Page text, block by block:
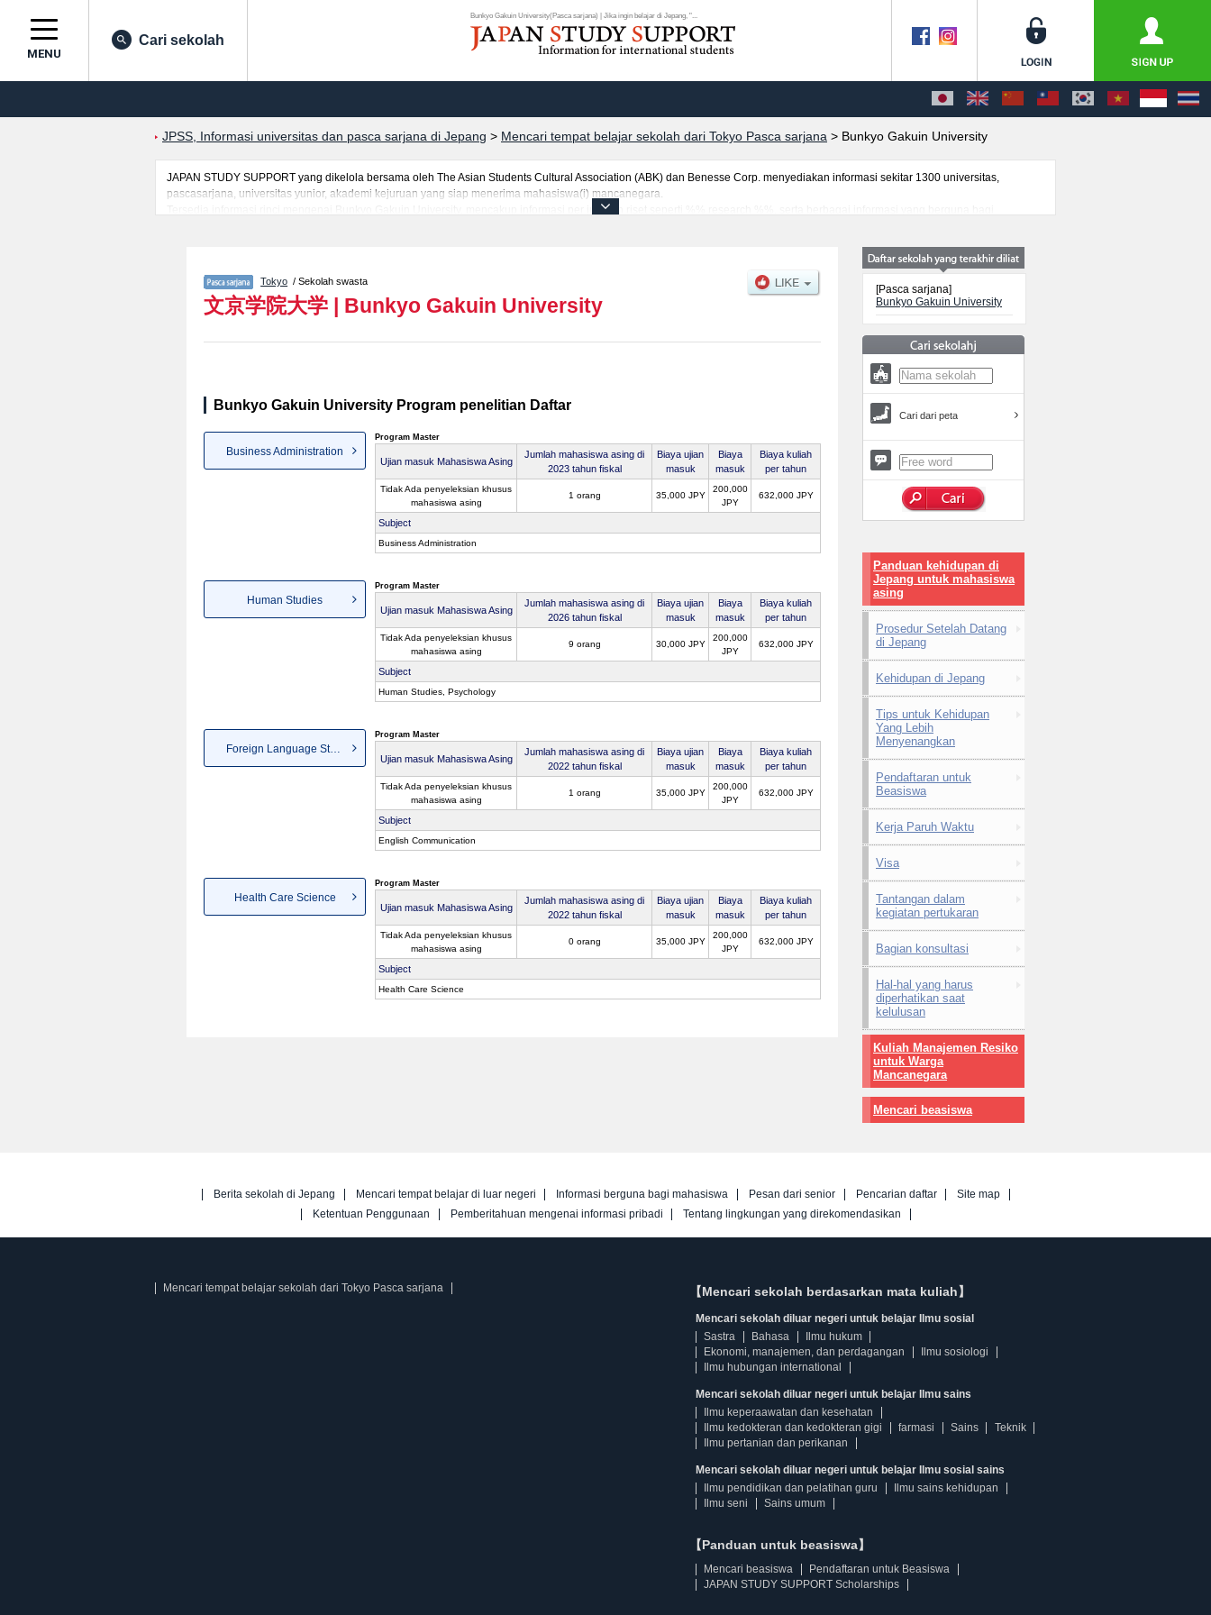
Bunkyo Gakuin University(Pasca sarjana) | Jika ingin belajar di Jepang, "...
MENU
Cari sekolah
JPSS, Informasi universitas dan pasca sarjana di Jepang > Mencari tempat belajar sekolah dari Tokyo Pasca sarjana > Bunkyo Gakuin University
JAPAN STUDY SUPPORT yang dikelola bersama oleh The Asian Students Cultural Association (ABK) dan Benesse Corp. menyediakan informasi sekitar 1300 universitas,
pascasarjana, universitas yunior, akademi kejuruan yang siap menerima mahasiswa(i) mancanegara.
Tersedia informasi rinci mengenai Bunkyo Gakuin University, mencakup informasi per jurusan riset seperti %% research %%, serta berbagai informasi yang berguna bagi
Tokyo / Sekolah swasta
文京学院大学 | Bunkyo Gakuin University
Bunkyo Gakuin University Program penelitian Daftar
Business Administration
Program Master
Ujian masuk Mahasiswa Asing
Jumlah mahasiswa asing di
2023 tahun fiskal
Biaya ujian
masuk
Biaya
masuk
Biaya kuliah
per tahun
Tidak Ada penyeleksian khusus
mahasiswa asing
1 orang 35,000 JPY
200,000
JPY
632,000 JPY
Subject
Business Administration
Human Studies
Program Master
Ujian masuk Mahasiswa Asing
Jumlah mahasiswa asing di
2026 tahun fiskal
Biaya ujian
masuk
Biaya
masuk
Biaya kuliah
per tahun
Tidak Ada penyeleksian khusus
mahasiswa asing
9 orang 30,000 JPY
200,000
JPY
632,000 JPY
Subject
Human Studies, Psychology
Foreign Language Studies
Program Master
Ujian masuk Mahasiswa Asing
Jumlah mahasiswa asing di
2022 tahun fiskal
Biaya ujian
masuk
Biaya
masuk
Biaya kuliah
per tahun
Tidak Ada penyeleksian khusus
mahasiswa asing
1 orang 35,000 JPY
200,000
JPY
632,000 JPY
Subject
English Communication
Health Care Science
Program Master
Ujian masuk Mahasiswa Asing
Jumlah mahasiswa asing di
2022 tahun fiskal
Biaya ujian
masuk
Biaya
masuk
Biaya kuliah
per tahun
Tidak Ada penyeleksian khusus
mahasiswa asing
0 orang 35,000 JPY
200,000
JPY
632,000 JPY
Subject
Health Care Science
[Pasca sarjana]
Bunkyo Gakuin University
Cari dari peta
Panduan kehidupan di
Jepang untuk mahasiswa
asing
Prosedur Setelah Datang
di Jepang
Kehidupan di Jepang
Tips untuk Kehidupan
Yang Lebih
Menyenangkan
Pendaftaran untuk
Beasiswa
Kerja Paruh Waktu
Visa
Tantangan dalam
kegiatan pertukaran
Bagian konsultasi
Hal-hal yang harus
diperhatikan saat
kelulusan
Kuliah Manajemen Resiko
untuk Warga
Mancanegara
Mencari beasiswa
Berita sekolah di Jepang Mencari tempat belajar di luar negeri Informasi berguna bagi mahasiswa Pesan dari senior Pencarian daftar
Site map
Ketentuan Penggunaan
Pemberitahuan mengenai informasi pribadi Tentang lingkungan yang direkomendasikan
Mencari tempat belajar sekolah dari Tokyo Pasca sarjana 【Mencari sekolah berdasarkan mata kuliah】
Mencari sekolah diluar negeri untuk belajar Ilmu sosial
Sastra
Bahasa
Ilmu hukum
Ekonomi, manajemen, dan perdagangan
Ilmu sosiologi
Ilmu hubungan international
Mencari sekolah diluar negeri untuk belajar Ilmu sains
Ilmu keperaawatan dan kesehatan
Ilmu kedokteran dan kedokteran gigi
farmasi Sains
Teknik
Ilmu pertanian dan perikanan
Mencari sekolah diluar negeri untuk belajar Ilmu sosial sains
Ilmu pendidikan dan pelatihan guru
Ilmu sains kehidupan
Ilmu seni
Sains umum
【Panduan untuk beasiswa】
Mencari beasiswa
Pendaftaran untuk Beasiswa
JAPAN STUDY SUPPORT Scholarships